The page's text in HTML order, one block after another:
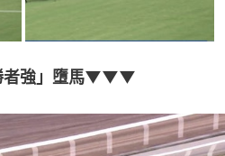
者強」墮馬▼▼▼